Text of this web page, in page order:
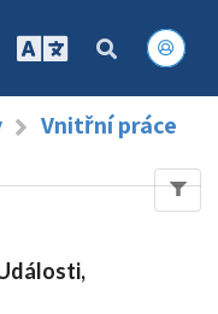
Vnitřní práce